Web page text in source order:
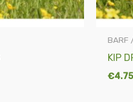
BARF
KIP
€4.75